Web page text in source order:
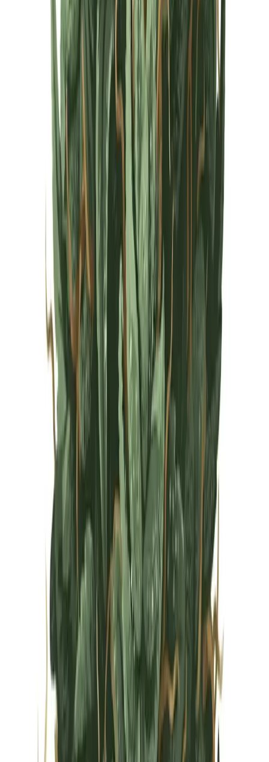
Cannabis Extrakte
Live Rosin